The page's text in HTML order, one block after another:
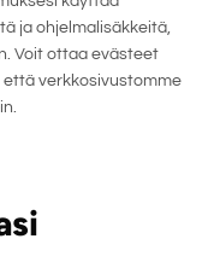
ja ohjelmalisäkkeitä,
Voit ottaa evästeet
että verkkosivustomme